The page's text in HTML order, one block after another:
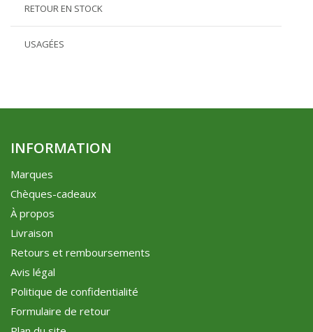
RETOUR EN STOCK
USAGÉES
INFORMATION
Marques
Chèques-cadeaux
À propos
Livraison
Retours et remboursements
Avis légal
Politique de confidentialité
Formulaire de retour